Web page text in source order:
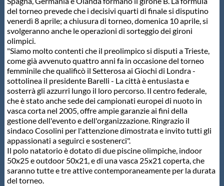
Sostenibilità
Privacy
Cookie Policy
Archivio News
Flash News
Galleria fotografica
del torneo prevede che i decisivi quarti di finale si disputino
venerdì 8 aprile; a chiusura di torneo, domenica 10 aprile, si
svolgeranno anche le operazioni di sorteggio dei gironi
olimpici.
"Siamo molto contenti che il preolimpico si disputi a Trieste,
come già avvenuto quattro anni fa in occasione del torneo
femminile che qualificò il Setterosa ai Giochi di Londra -
sottolinea il presidente Barelli - La città è entusiasta e
sosterrà gli azzurri lungo il loro percorso. Il centro federale,
che è stato anche sede dei campionati europei di nuoto in
vasca corta nel 2005, offre ampie garanzie ai fini della
gestione dell'evento e dell'organizzazione. Ringrazio il
sindaco Cosolini per l'attenzione dimostrata e invito tutti gli
appassionati a seguirci e sostenerci".
Il polo natatorio è dotato di due piscine olimpiche, indoor
50x25 e outdoor 50x21, e di una vasca 25x21 coperta, che
saranno tutte e tre attive contemporaneamente per la durata
del torneo.